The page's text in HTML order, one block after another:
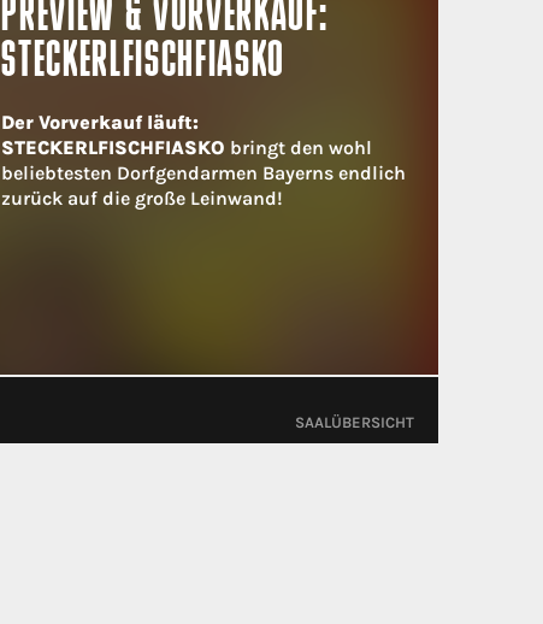
PREVIEW & VORVERKAUF:
STECKERLFISCHFIASKO
Der Vorverkauf läuft:
STECKERLFISCHFIASKO bringt den wohl
beliebtesten Dorfgendarmen Bayerns endlich
zurück auf die große Leinwand!
SAALÜBERSICHT